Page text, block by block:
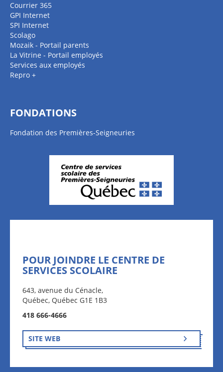
Courrier 365
GPI Internet
SPI Internet
Scolago
Mozaik - Portail parents
La Vitrine - Portail employés
Services aux employés
Repro +
FONDATIONS
Fondation des Premières-Seigneuries
POUR JOINDRE LE CENTRE DE
SERVICES SCOLAIRE
643, avenue du Cénacle,
Québec, Québec G1E 1B3
418 666-4666
SITE WEB